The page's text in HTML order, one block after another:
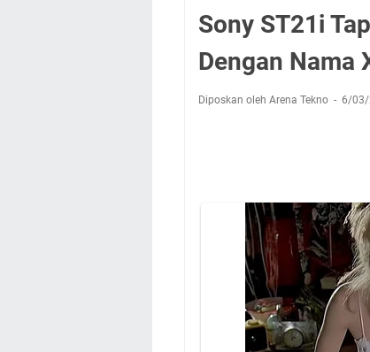
Sony ST21i
Dengan Nama
Diposkan oleh Arena Tekno 6/03/